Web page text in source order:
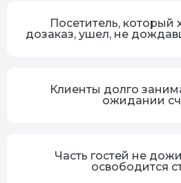
Посетитель, который
дозаказ, ушел, не
Клиенты долго
ожидании
Часть гостей не
освободится